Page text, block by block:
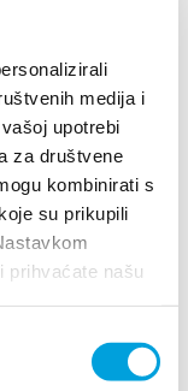
medija i
upotrebi
za društvene
kombinirati s
su prikupili
prihvaćate našu
FAIR AND